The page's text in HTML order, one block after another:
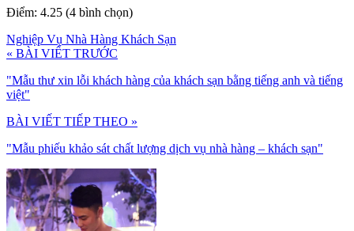
Điểm: 4.25 (4 bình chọn)
Nghiệp Vụ Nhà Hàng Khách Sạn
« BÀI VIẾT TRƯỚC
"Mẫu thư xin lỗi khách hàng của khách sạn bằng tiếng anh và tiếng
việt"
BÀI VIẾT TIẾP THEO »
"Mẫu phiếu khảo sát chất lượng dịch vụ nhà hàng – khách sạn"